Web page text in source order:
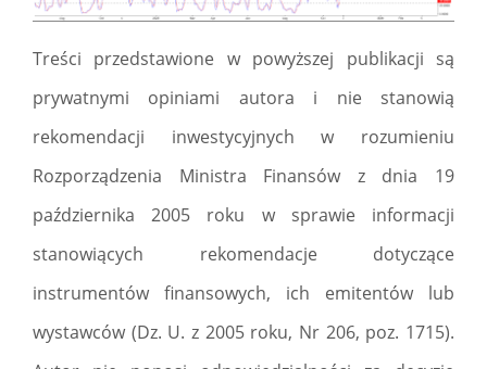
Treści przedstawione w powyższej publikacji są
prywatnymi opiniami autora i nie stanowią
rekomendacji inwestycyjnych w rozumieniu
Rozporządzenia Ministra Finansów z dnia 19
października 2005 roku w sprawie informacji
stanowiących rekomendacje dotyczące
instrumentów finansowych, ich emitentów lub
wystawców (Dz. U. z 2005 roku, Nr 206, poz. 1715).